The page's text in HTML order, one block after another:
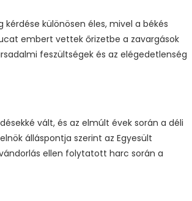
különösen éles, mivel a békés
embert vettek őrizetbe a zavargások
feszültségek és az elégedetlenség
vált, és az elmúlt évek során a déli
álláspontja szerint az Egyesült
ellen folytatott harc során a